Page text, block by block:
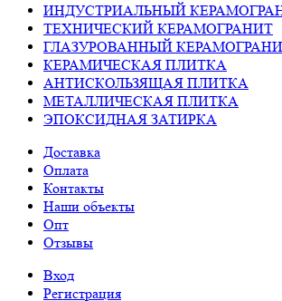
ИНДУСТРИАЛЬНЫЙ
ТЕХНИЧЕСКИЙ КЕРАМОГРАНИТ
ГЛАЗУРОВАННЫЙ
КЕРАМИЧЕСКАЯ ПЛИТКА
АНТИСКОЛЬЗЯЩАЯ ПЛИТКА
МЕТАЛЛИЧЕСКАЯ ПЛИТКА
ЭПОКСИДНАЯ ЗАТИРКА
Доставка
Оплата
Контакты
Наши объекты
Опт
Отзывы
Вход
Регистрация